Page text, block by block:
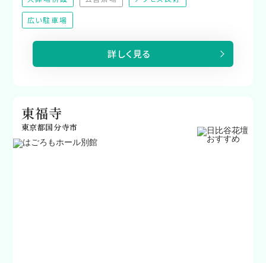
（非対応）
広い駐車場
詳しく見る
東福寺
東京都国分寺市